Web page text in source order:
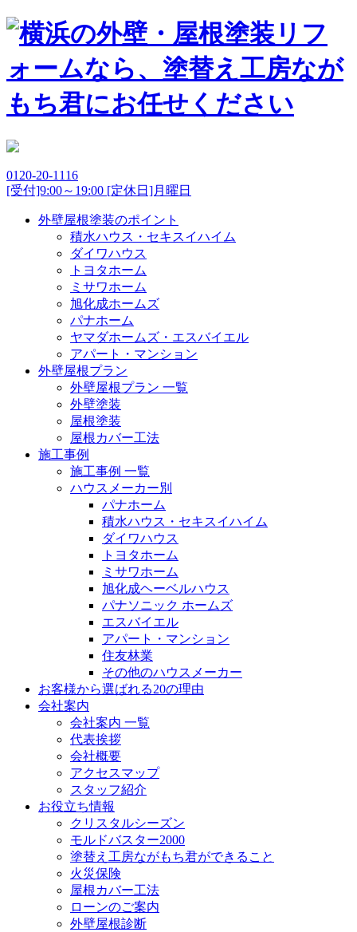
0120-20-1116
[受付]9:00～19:00 [定休日]月曜日
外壁屋根塗装のポイント
積水ハウス・セキスイハイム
ダイワハウス
トヨタホーム
ミサワホーム
旭化成ホームズ
パナホーム
ヤマダホームズ・エスバイエル
アパート・マンション
外壁屋根プラン
外壁屋根プラン 一覧
外壁塗装
屋根塗装
屋根カバー工法
施工事例
施工事例 一覧
ハウスメーカー別
パナホーム
積水ハウス・セキスイハイム
ダイワハウス
トヨタホーム
ミサワホーム
旭化成ヘーベルハウス
パナソニック ホームズ
エスバイエル
アパート・マンション
住友林業
その他のハウスメーカー
お客様から選ばれる20の理由
会社案内
会社案内 一覧
代表挨拶
会社概要
アクセスマップ
スタッフ紹介
お役立ち情報
クリスタルシーズン
モルドバスター2000
塗替え工房ながもち君ができること
火災保険
屋根カバー工法
ローンのご案内
外壁屋根診断